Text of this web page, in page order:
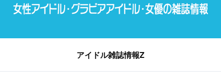
アイドル雑誌情報Z